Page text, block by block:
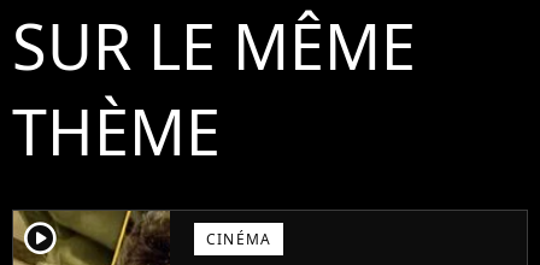
SUR LE MÊME
THÈME
player2 CINÉMA